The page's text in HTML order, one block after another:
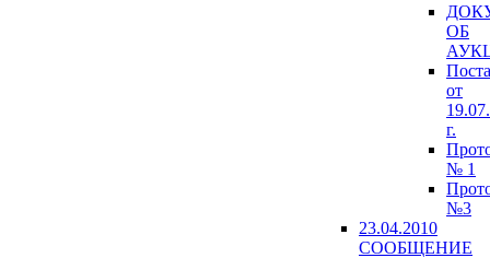
ОБ
от
г.
№ 1
№3
23.04.2010
СООБЩЕНИЕ